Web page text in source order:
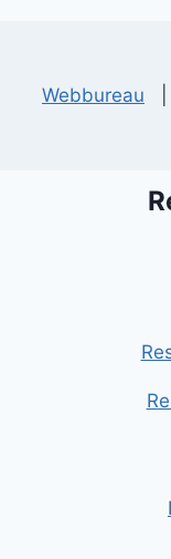
Webbureau |